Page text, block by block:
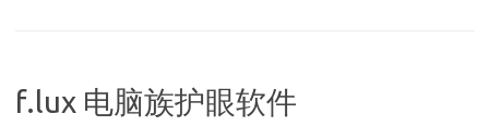
f.lux 电脑族护眼软件